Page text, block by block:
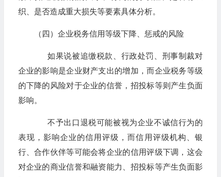
织、是否造成重大损失等要素具体分析。
（四）企业税务信用等级下降、惩戒的风险
如果说被追缴税款、行政处罚、刑事制裁对
企业的影响是企业财产支出的增加，而企业税务等级
的下降的风险对于企业的信誉，招投标等则产生负面
影响。
不予出口退税可能被视为企业不诚信行为的
表现，影响企业的信用评级，而信用评级机构、银
行、合作伙伴等可能会将企业的信用评级下调，这会
对企业的商业信誉和融资能力、招投标等产生负面影